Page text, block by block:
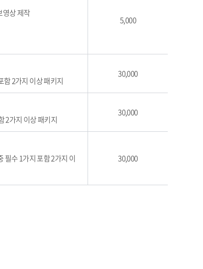
영상 제작
5,000
함 2가지 이상 패키지
30,000
2가지 이상 패키지
30,000
필수 1가지 포함 2가지 이
30,000